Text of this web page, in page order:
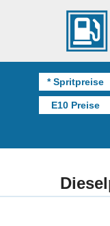
* Spritpreise
E10 Preise